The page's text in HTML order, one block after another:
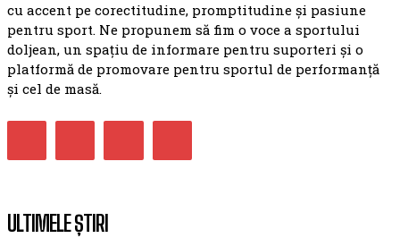
cu accent pe corectitudine, promptitudine și pasiune
pentru sport. Ne propunem să fim o voce a sportului
doljean, un spațiu de informare pentru suporteri și o
platformă de promovare pentru sportul de performanță
și cel de masă.
ULTIMELE ȘTIRI